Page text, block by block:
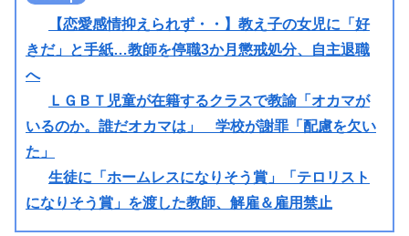
【恋愛感情抑えられず・・】教え子の女児に「好
きだ」と手紙…教師を停職3か月懲戒処分、自主退職
へ
ＬＧＢＴ児童が在籍するクラスで教諭「オカマが
いるのか。誰だオカマは」 学校が謝罪「配慮を欠い
た」
生徒に「ホームレスになりそう賞」「テロリスト
になりそう賞」を渡した教師、解雇＆雇用禁止